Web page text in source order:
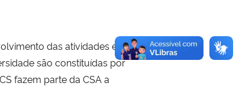
das atividades e
são constituídas por
fazem parte da CSA a